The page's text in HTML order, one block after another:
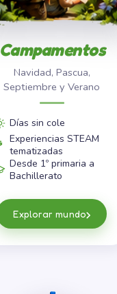
Campamentos
Navidad, Pascua,
Septiembre y Verano
Días sin cole
Experiencias STEAM
tematizadas
Desde 1º primaria a
Bachillerato
Explorar mundo›